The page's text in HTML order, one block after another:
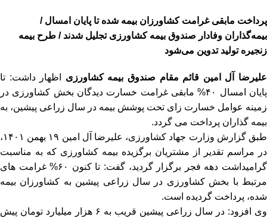
پرداخت مابقی غرامت کشاورزان بیمه شده تا پایان امسال /
بیمه‌گذاران وفادار صندوق بیمه کشاورزی تجلیل شدند / طرح بیمه
زنجیره تولید تدوین می‌شود
علیرضا آل امین قائم مقام صندوق بیمه کشاورزی اظهار داشت: تا
پایان امسال ۴۰% مابقی غرامت خسارت دیدگان بخش کشاورزی در
زمینه عوامل خسارت زای تحت پوشش بیمه در سال زراعی پیشین، به
بیمه گذاران پرداخت می گردد.
طبق گزارش وزارت جهاد کشاورزی، علیرضا آل امین ۱۹ بهمن ۱۴۰۱،
در مراسم تقدیر از مشتریان برگزیده بیمه کشاورزی که به مناسبت
گرامیداشت دهه فجر برگزار گردید، گفت: تا کنون ۶۰% غرامت های
مرتبط با بخش کشاورزی در سال زراعی پیشین به کشاورزان بیمه
شده، پرداخت گردیده است.
وی افزود: در سال زراعی پیشین قریب به ۶ هزار میلیارد تومان پیش